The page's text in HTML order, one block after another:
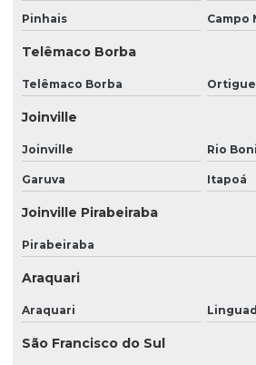
Empresa de zeladoria e portaria
Empresas de limpeza e conservação
Empresas de limpeza e portaria
Empresas de limpeza portaria e segurança
Empresas de portaria em hospital
Empresas de portaria remota
Empresas que oferecem serviços de limpeza
Empresas que prestam serviços de limpeza
Empresas de recepção e atendimento
Empresas de segurança e limpeza
Empresas de serviços de limpeza e
Pinhais Campo
Telêmaco Borba
Telêmaco Borba
Joinville
Joinville Rio
Garuva Itapoá
Joinville Pirabeiraba
Pirabeiraba
Araquari
Araquari
São Francisco do Sul